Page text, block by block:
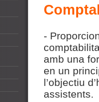
-
amb una
en un
l’objectiu
assistents.